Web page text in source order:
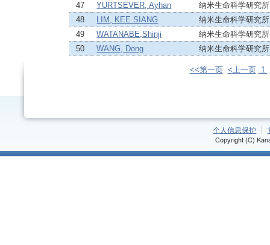
47
YURTSEVER, Ayhan
纳米生命科学研究所
48
LIM, KEE SIANG
纳米生命科学研究所
49
WATANABE,Shinji
纳米生命科学研究所
50
WANG, Dong 纳米生命科学研究所
<<第一页 <上一页 1
个人信息保护